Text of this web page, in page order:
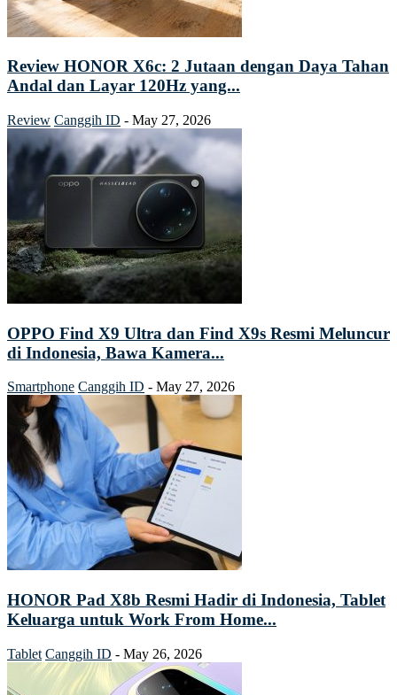
Review HONOR X6c: 2 Jutaan dengan Daya Tahan
Andal dan Layar 120Hz yang...
Review Canggih ID - May 27, 2026
OPPO Find X9 Ultra dan Find X9s Resmi Meluncur
di Indonesia, Bawa Kamera...
Smartphone Canggih ID - May 27, 2026
HONOR Pad X8b Resmi Hadir di Indonesia, Tablet
Keluarga untuk Work From Home...
Tablet Canggih ID - May 26, 2026